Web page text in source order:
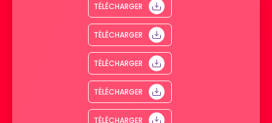
TÉLÉCHARGER
TÉLÉCHARGER
TÉLÉCHARGER
TÉLÉCHARGER
TÉLÉCHARGER